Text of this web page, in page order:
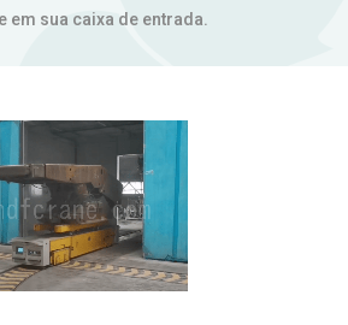
sua caixa de entrada.